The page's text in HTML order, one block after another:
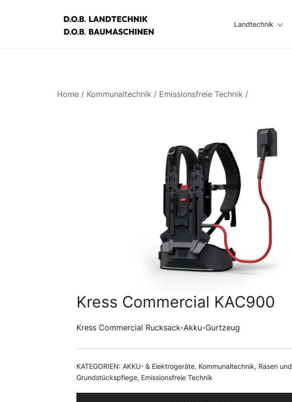
Landtechnik
Home / Kommunaltechnik / Emissionsfreie Technik /
Kress Commercial KAC900
Kress Commercial Rucksack-Akku-Gurtzeug
KATEGORIEN: AKKU- & Elektrogeräte, Kommunaltechnik, Rasen und
Grundstückspflege, Emissionsfreie Technik